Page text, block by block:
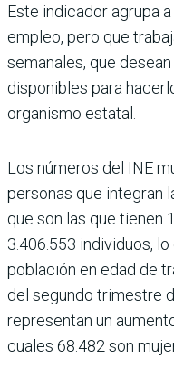
Este indicador agrupa
empleo, pero que
semanales, que
dispo­nibles para
organismo estatal.
Los números del INE
personas que integran
que son las que tienen
3.406.553 individuos,
población en edad de
del segundo trimestre
representan un
cuales 68.482 son